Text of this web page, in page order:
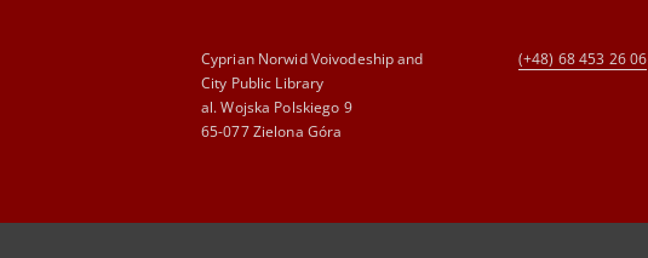
Cyprian Norwid Voivodeship and
City Public Library
al. Wojska Polskiego 9
65-077 Zielona Góra
(+48) 68 453 26 06